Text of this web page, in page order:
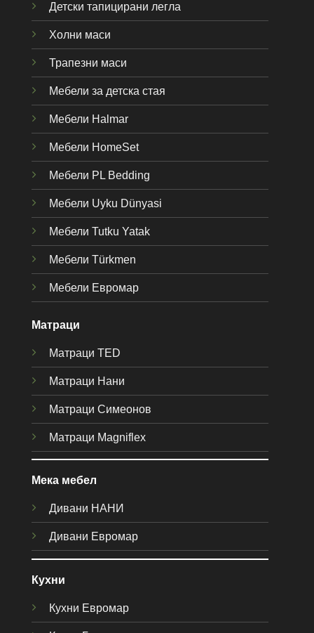
Детски тапицирани легла
Холни маси
Трапезни маси
Мебели за детска стая
Мебели Halmar
Мебели HomeSet
Мебели PL Bedding
Мебели Uyku Dünyasi
Мебели Tutku Yatak
Мебели Türkmen
Мебели Евромар
Матраци
Матраци TED
Матраци Нани
Матраци Симеонов
Матраци Magniflex
Мека мебел
Дивани НАНИ
Дивани Евромар
Кухни
Кухни Евромар